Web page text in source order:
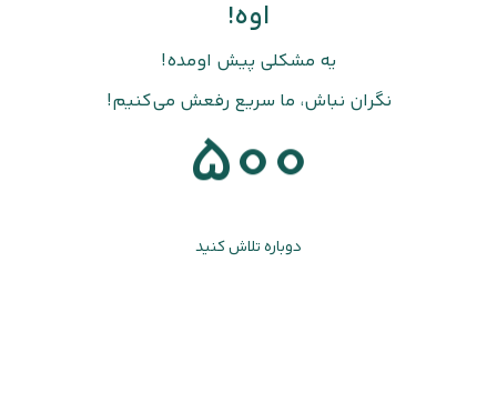
اوه!
یه مشکلی پیش اومده!
نگران نباش، ما سریع رفعش می‌کنیم!
500
دوباره تلاش کنید